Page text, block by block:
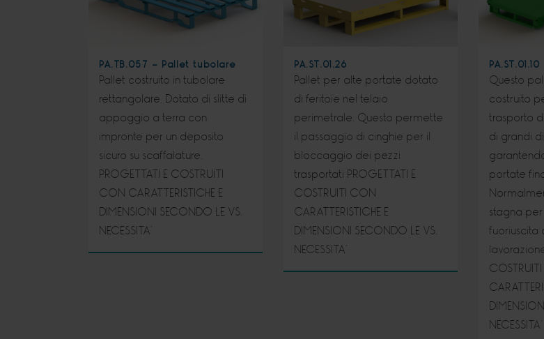
PA.TB.057 - Pallet tubolare
Pallet costruito in tubolare
rettangolare. Dotato di slitte di
appoggio a terra con
impronte per un deposito
sicuro su scaffalature.
PROGETTATI E COSTRUITI
CON CARATTERISTICHE E
DIMENSIONI SECONDO LE VS.
NECESSITA’
PA.ST.01.26
Pallet per alte portate dotato
di feritoie nel telaio
perimetrale. Questo permette
il passaggio di cinghie per il
bloccaggio dei pezzi
trasportati PROGETTATI E
COSTRUITI CON
CARATTERISTICHE E
DIMENSIONI SECONDO LE VS.
NECESSITA’
PA.ST.01.10
Questo
costruito
trasporto
di grandi
portate
stagna
fuoriuscita
NECESSITA’